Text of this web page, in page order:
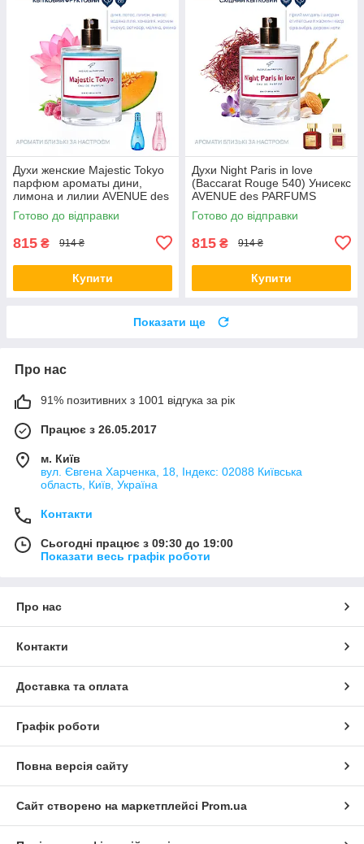
Духи женские Majestic Tokyo
парфюм ароматы дини,
лимона и лилии AVENUE des
PARFUMS
Готово до відправки
815 ₴ 914 ₴
Купити
Духи Night Paris in love
(Baccarat Rouge 540) Унисекс
AVENUE des PARFUMS
Аромат с группы восточных,
цветочных
Готово до відправки
815 ₴ 914 ₴
Купити
Показати ще
Про нас
91% позитивних з 1001 відгука за рік
Працює з 26.05.2017
м. Київ
вул. Євгена Харченка, 18, Індекс: 02088 Київська
область, Київ, Україна
Контакти
Сьогодні працює з 09:30 до 19:00
Показати весь графік роботи
Про нас
Контакти
Доставка та оплата
Графік роботи
Повна версія сайту
Сайт створено на маркетплейсі Prom.ua